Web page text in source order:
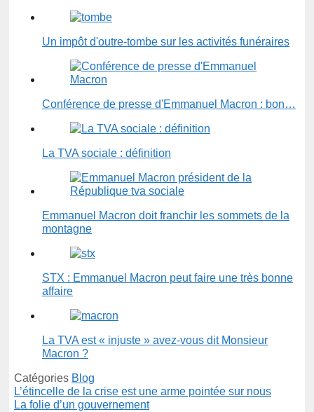
Un impôt d'outre-tombe sur les activités funéraires
Conférence de presse d'Emmanuel Macron : bon…
La TVA sociale : définition
Emmanuel Macron doit franchir les sommets de la
montagne
STX : Emmanuel Macron peut faire une très bonne
affaire
La TVA est « injuste » avez-vous dit Monsieur
Macron ?
Catégories Blog
L’étincelle de la crise est une arme pointée sur nous
La folie d’un gouvernement